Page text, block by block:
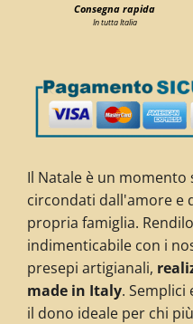
Consegna rapida
In tutta Italia
Il Natale è un momento
circondati dall'amore e
propria famiglia.
indimenticabile con i
presepi artigianali,
made in Italy.
il dono ideale per chi